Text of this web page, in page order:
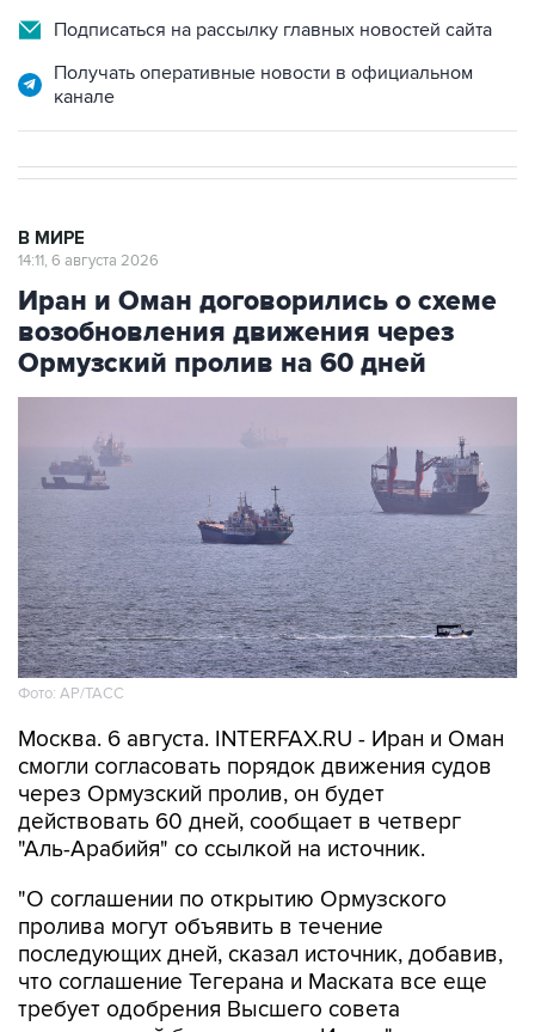
Подписаться на рассылку главных новостей сайта
Получать оперативные новости в официальном
канале
В МИРЕ
14:11, 6 августа 2026
Иран и Оман договорились о схеме
возобновления движения через
Ормузский пролив на 60 дней
Фото: AP/ТАСС
Москва. 6 августа. INTERFAX.RU - Иран и Оман
смогли согласовать порядок движения судов
через Ормузский пролив, он будет
действовать 60 дней, сообщает в четверг
"Аль-Арабийя" со ссылкой на источник.
"О соглашении по открытию Ормузского
пролива могут объявить в течение
последующих дней, сказал источник, добавив,
что соглашение Тегерана и Маската все еще
требует одобрения Высшего совета